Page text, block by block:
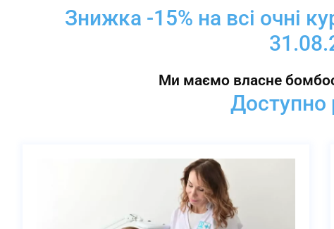
Знижка -15% на всі очні
Ми маємо власне
Доступно